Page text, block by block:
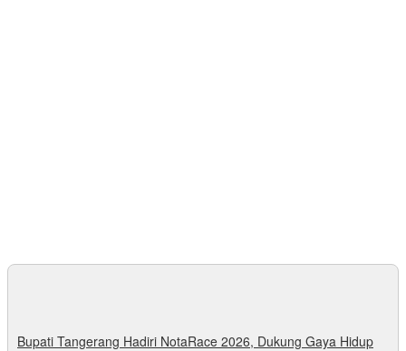
Bupati Tangerang Hadiri NotaRace 2026, Dukung Gaya Hidup